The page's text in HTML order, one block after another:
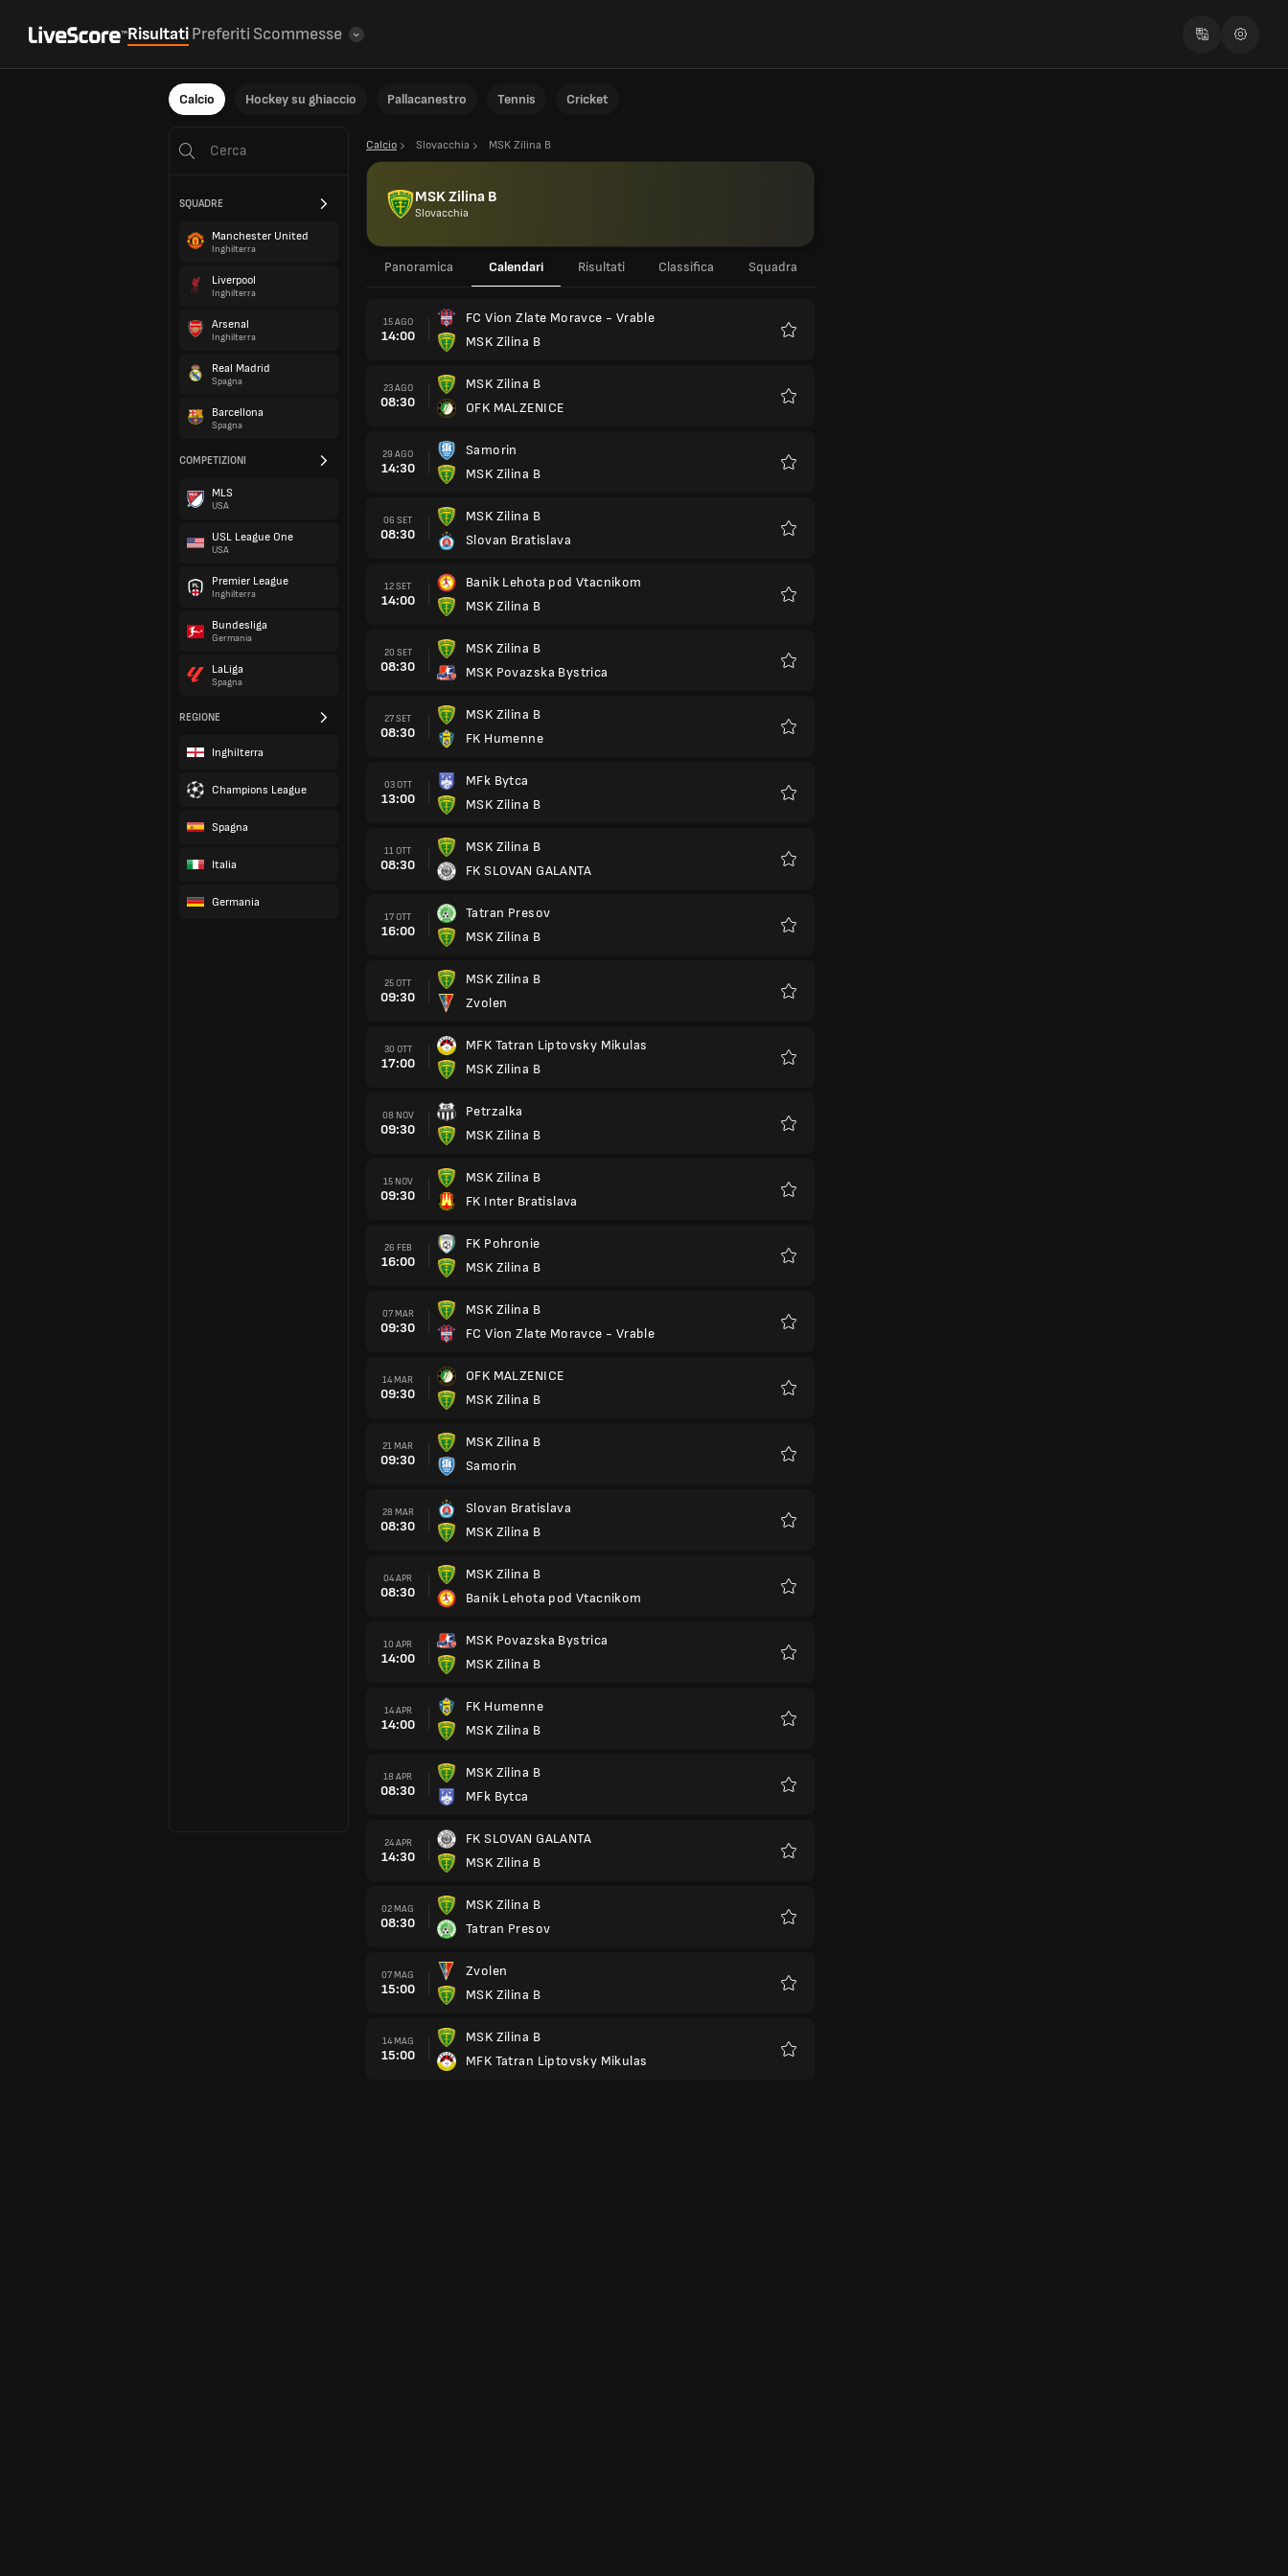
RisultatiPreferiti Scommesse
Calcio Hockey su ghiaccio Pallacanestro Tennis Cricket
SQUADRE
Manchester United
Inghilterra
Liverpool
Inghilterra
Arsenal
Inghilterra
Real Madrid
Spagna
Barcellona
Spagna
COMPETIZIONI
MLS
USA
USL League One
USA
Premier League
Inghilterra
Bundesliga
Germania
LaLiga
Spagna
REGIONE
Inghilterra
Champions League
Spagna
Italia
Germania
Calcio Slovacchia MSK Zilina B
MSK Zilina B
Slovacchia
Panoramica Calendari Risultati Classifica Squadra
15 AGO
14:00
FC Vion Zlate Moravce - Vrable
MSK Zilina B
23 AGO
08:30
MSK Zilina B
OFK MALZENICE
29 AGO
14:30
Samorin
MSK Zilina B
06 SET
08:30
MSK Zilina B
Slovan Bratislava
12 SET
14:00
Banik Lehota pod Vtacnikom
MSK Zilina B
20 SET
08:30
MSK Zilina B
MSK Povazska Bystrica
27 SET
08:30
MSK Zilina B
FK Humenne
03 OTT
13:00
MFk Bytca
MSK Zilina B
11 OTT
08:30
MSK Zilina B
FK SLOVAN GALANTA
17 OTT
16:00
Tatran Presov
MSK Zilina B
25 OTT
09:30
MSK Zilina B
Zvolen
30 OTT
17:00
MFK Tatran Liptovsky Mikulas
MSK Zilina B
08 NOV
09:30
Petrzalka
MSK Zilina B
15 NOV
09:30
MSK Zilina B
FK Inter Bratislava
26 FEB
16:00
FK Pohronie
MSK Zilina B
07 MAR
09:30
MSK Zilina B
FC Vion Zlate Moravce - Vrable
14 MAR
09:30
OFK MALZENICE
MSK Zilina B
21 MAR
09:30
MSK Zilina B
Samorin
28 MAR
08:30
Slovan Bratislava
MSK Zilina B
04 APR
08:30
MSK Zilina B
Banik Lehota pod Vtacnikom
10 APR
14:00
MSK Povazska Bystrica
MSK Zilina B
14 APR
14:00
FK Humenne
MSK Zilina B
18 APR
08:30
MSK Zilina B
MFk Bytca
24 APR
14:30
FK SLOVAN GALANTA
MSK Zilina B
02 MAG
08:30
MSK Zilina B
Tatran Presov
07 MAG
15:00
Zvolen
MSK Zilina B
14 MAG
15:00
MSK Zilina B
MFK Tatran Liptovsky Mikulas